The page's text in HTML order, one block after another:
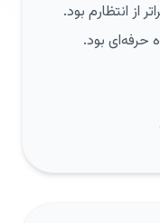
از انتظارم بود.
حرفه‌ای بود.